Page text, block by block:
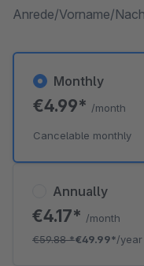
Anrede/Vorname/
Annually
€4.17* /month
€59.88*€49.99*/year
Monthly
€4.99* /month
Cancelable monthly